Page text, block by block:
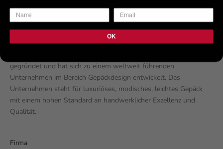
gegründet und hat sich zu einem weltweit führenden
Unternehmen im Bereich Gepäckdesign entwickelt. Das
Unternehmen steht für luxuriöses, modisches, leichtes Gepäck
mit einem hohen Standard an handwerklicher Exzellenz und
Qualität.
Firma
OK